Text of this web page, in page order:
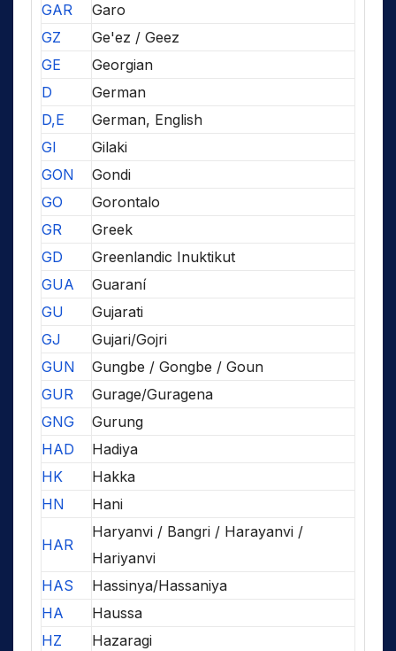
GAR
Garo
GZ
Ge'ez / Geez
GE
Georgian
D
German
D,E
German, English
GI
Gilaki
GON
Gondi
GO
Gorontalo
GR
Greek
GD
Greenlandic Inuktikut
GUA
Guaraní
GU
Gujarati
GJ
Gujari/Gojri
GUN
Gungbe / Gongbe / Goun
GUR
Gurage/Guragena
GNG
Gurung
HAD
Hadiya
HK
Hakka
HN
Hani
HAR
Haryanvi / Bangri / Harayanvi /
Hariyanvi
HAS
Hassinya/Hassaniya
HA
Haussa
HZ
Hazaragi